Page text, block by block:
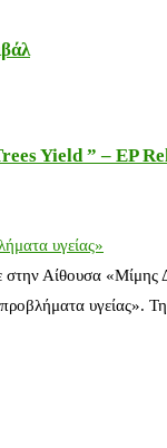
Yield ” – EP
υγείας»
στην Αίθουσα
υγείας».